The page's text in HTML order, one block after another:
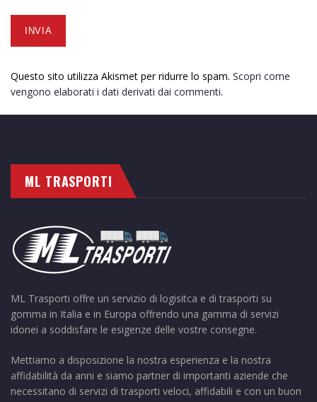
Questo sito utilizza Akismet per ridurre lo spam. Scopri come
vengono elaborati i dati derivati dai commenti.
ML TRASPORTI
ML Trasporti offre un servizio di logisitca e di trasporti su
gomma in Italia e in Europa offrendo una gamma di servizi
idonei a soddisfare le esigenze delle vostre consegne.
Mettiamo a disposizione la nostra esperienza e la nostra
affidabilità da anni e siamo partner di importanti aziende che
necessitano di servizi di trasporti veloci, affidabili e con un buon